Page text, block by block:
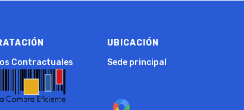
Contractuales
UBICACIÓN
Sede principal